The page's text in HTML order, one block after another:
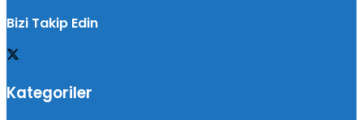
Bizi Takip Edin
Kategoriler